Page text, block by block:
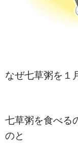
なぜ七草粥を１
七草粥を食べる
のと